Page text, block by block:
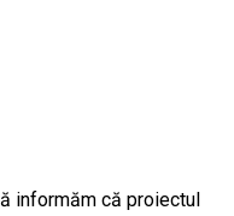
informăm că proiectul